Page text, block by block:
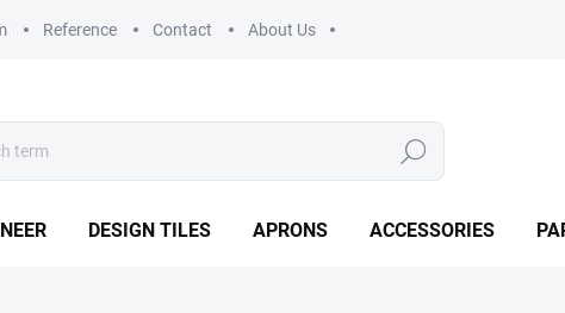
Reference Contact About Us
Search
DESIGN TILES APRONS ACCESSORIES